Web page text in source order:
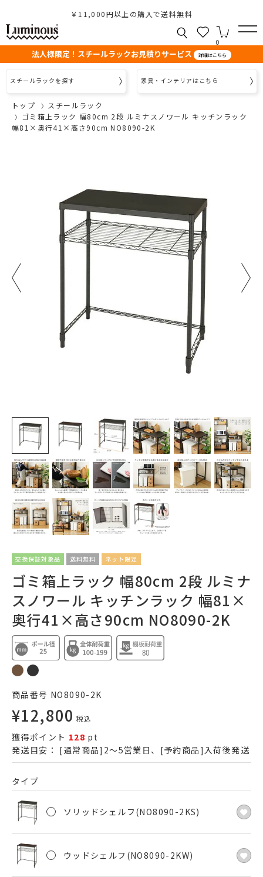
￥11,000円以上の購入で送料無料
0
法人様限定！スチールラックお見積りサービス 詳細はこちら
スチールラックを探す 家具・インテリアはこちら
トップ
スチールラック
ゴミ箱上ラック 幅80cm 2段 ルミナスノワール キッチンラック
幅81×奥行41×高さ90cm NO8090-2K
交換保証対象品 送料無料 ネット限定
ゴミ箱上ラック 幅80cm 2段 ルミナ
スノワール キッチンラック 幅81×
奥行41×高さ90cm NO8090-2K
商品番号 NO8090-2K
¥12,800 税込
獲得ポイント 128 pt
発送目安： [通常商品]2～5営業日、[予約商品]入荷後発送
タイプ
ソリッドシェルフ(NO8090-2KS)
ウッドシェルフ(NO8090-2KW)